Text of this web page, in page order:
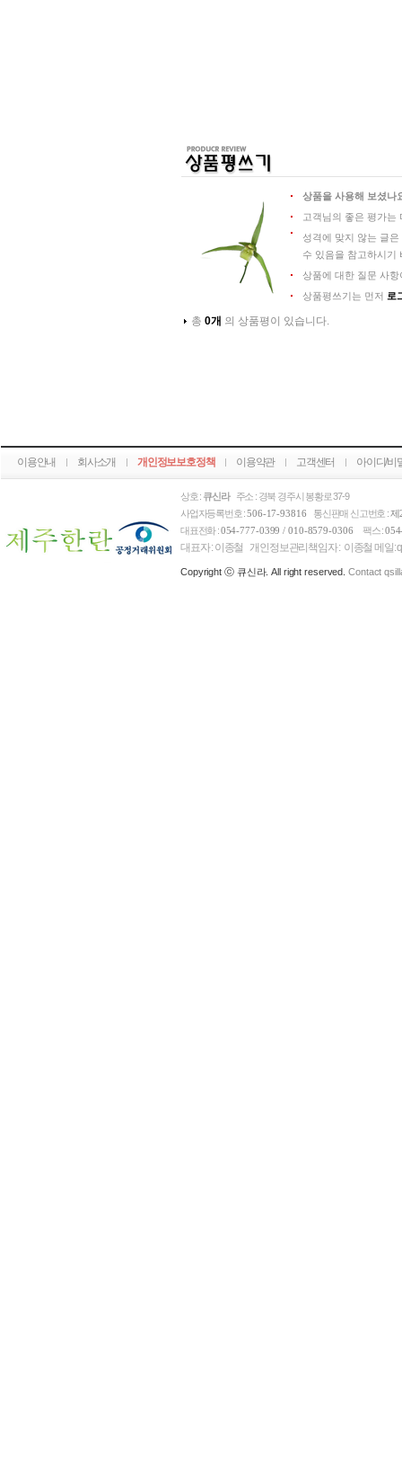
상품을 사용해 보셨나
고객님의 좋은 평가는
성격에 맞지 않는 글
수 있음을 참고하시기
상품에 대한 질문 사
상품평쓰기는 먼저 로
총 0개 의 상품평이 있습니다.
이용안내 회사소개 개인정보보호정책 이용약관 고객센터 아이디/비
상호 : 큐신라주소 : 경북 경주시 봉황로 37-9
사업자등록번호 :506-17-93816 통신판매 신고번호 :제
대표전화 :054-777-0399 / 010-8579-0306 팩스 :
대표자 : 이종철 개인정보관리책임자 : 이종철 메일:
Copyright ⓒ 큐신라. All right reserved.Contact